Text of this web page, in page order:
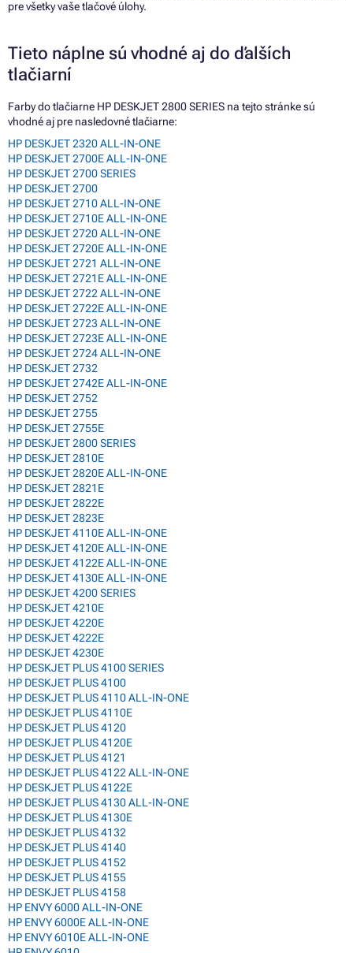
pre všetky vaše tlačové úlohy.
Tieto náplne sú vhodné aj do ďalších
tlačiarní
Farby do tlačiarne HP DESKJET 2800 SERIES na tejto stránke sú
vhodné aj pre nasledovné tlačiarne:
HP DESKJET 2320 ALL-IN-ONE
HP DESKJET 2700E ALL-IN-ONE
HP DESKJET 2700 SERIES
HP DESKJET 2700
HP DESKJET 2710 ALL-IN-ONE
HP DESKJET 2710E ALL-IN-ONE
HP DESKJET 2720 ALL-IN-ONE
HP DESKJET 2720E ALL-IN-ONE
HP DESKJET 2721 ALL-IN-ONE
HP DESKJET 2721E ALL-IN-ONE
HP DESKJET 2722 ALL-IN-ONE
HP DESKJET 2722E ALL-IN-ONE
HP DESKJET 2723 ALL-IN-ONE
HP DESKJET 2723E ALL-IN-ONE
HP DESKJET 2724 ALL-IN-ONE
HP DESKJET 2732
HP DESKJET 2742E ALL-IN-ONE
HP DESKJET 2752
HP DESKJET 2755
HP DESKJET 2755E
HP DESKJET 2800 SERIES
HP DESKJET 2810E
HP DESKJET 2820E ALL-IN-ONE
HP DESKJET 2821E
HP DESKJET 2822E
HP DESKJET 2823E
HP DESKJET 4110E ALL-IN-ONE
HP DESKJET 4120E ALL-IN-ONE
HP DESKJET 4122E ALL-IN-ONE
HP DESKJET 4130E ALL-IN-ONE
HP DESKJET 4200 SERIES
HP DESKJET 4210E
HP DESKJET 4220E
HP DESKJET 4222E
HP DESKJET 4230E
HP DESKJET PLUS 4100 SERIES
HP DESKJET PLUS 4100
HP DESKJET PLUS 4110 ALL-IN-ONE
HP DESKJET PLUS 4110E
HP DESKJET PLUS 4120
HP DESKJET PLUS 4120E
HP DESKJET PLUS 4121
HP DESKJET PLUS 4122 ALL-IN-ONE
HP DESKJET PLUS 4122E
HP DESKJET PLUS 4130 ALL-IN-ONE
HP DESKJET PLUS 4130E
HP DESKJET PLUS 4132
HP DESKJET PLUS 4140
HP DESKJET PLUS 4152
HP DESKJET PLUS 4155
HP DESKJET PLUS 4158
HP ENVY 6000 ALL-IN-ONE
HP ENVY 6000E ALL-IN-ONE
HP ENVY 6010E ALL-IN-ONE